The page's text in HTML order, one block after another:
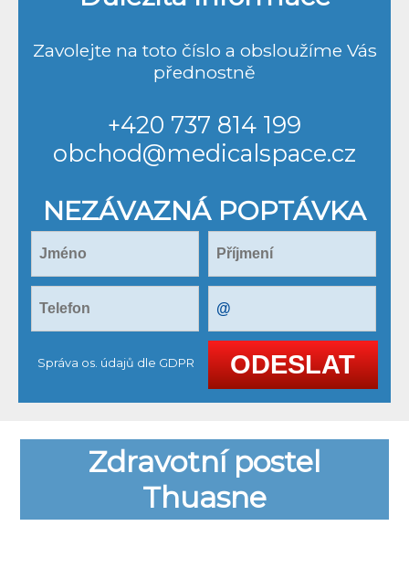
Zavolejte na toto číslo a obsloužíme Vás
přednostně
+420 737 814 199
obchod@medicalspace.cz
NEZÁVAZNÁ POPTÁVKA
Správa os. údajů dle GDPR
Zdravotní postel
Thuasne